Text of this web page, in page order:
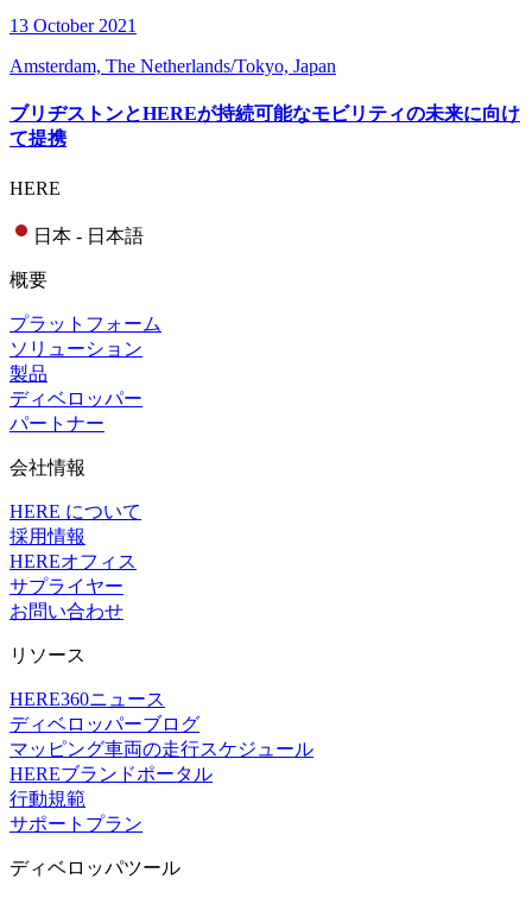
13 October 2021
Amsterdam, The Netherlands/Tokyo, Japan
ブリヂストンとHEREが持続可能なモビリティの未来に向け
て提携
HERE
日本 - 日本語
概要
プラットフォーム
ソリューション
製品
ディベロッパー
パートナー
会社情報
HERE について
採用情報
HEREオフィス
サプライヤー
お問い合わせ
リソース
HERE360ニュース
ディベロッパーブログ
マッピング車両の走行スケジュール
HEREブランドポータル
行動規範
サポートプラン
ディベロッパツール